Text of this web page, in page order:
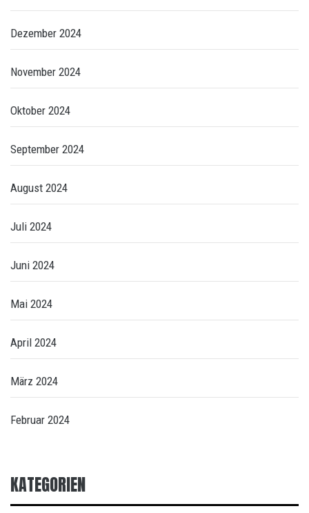
Dezember 2024
November 2024
Oktober 2024
September 2024
August 2024
Juli 2024
Juni 2024
Mai 2024
April 2024
März 2024
Februar 2024
KATEGORIEN